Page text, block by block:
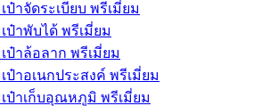
ป๋าจัดระเบียบ พรีเมี่ยม
ป๋าพับได้ พรีเมี่ยม
ป๋าล้อลาก พรีเมี่ยม
ป๋าอเนกประสงค์ พรีเมี่ยม
ป๋าเก็บอุณหภูมิ พรีเมี่ยม